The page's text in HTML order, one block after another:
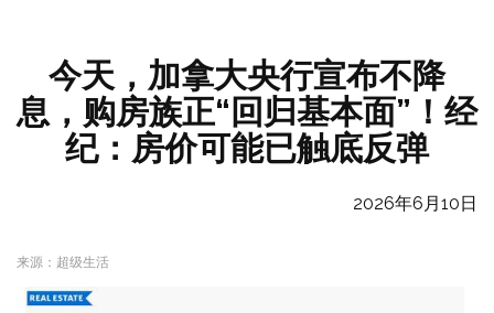
今天，加拿大央行宣布不降
息，购房族正“回归基本面”！经
纪：房价可能已触底反弹
2026年6月10日
来源：超级生活